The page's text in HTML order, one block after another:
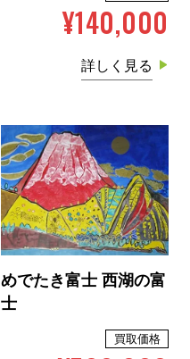
¥140,000
詳しく見る
めでたき富士 西湖の富
士
買取価格